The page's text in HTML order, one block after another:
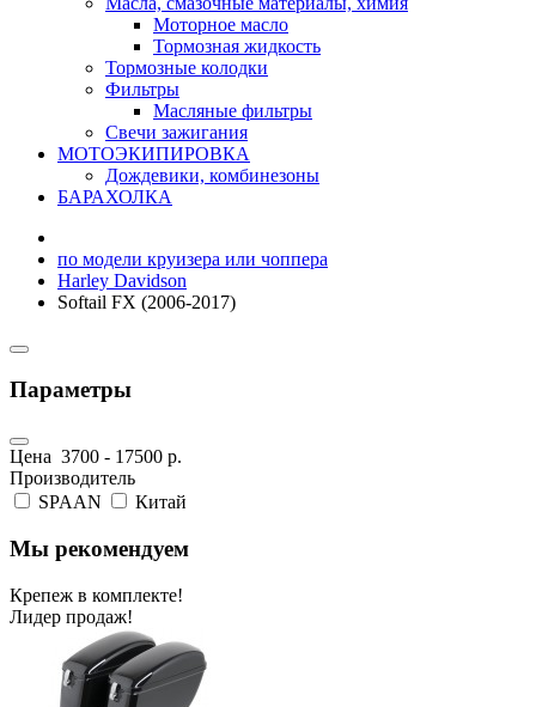
Моторное масло
Тормозная жидкость
Тормозные колодки
Фильтры
Масляные фильтры
Свечи зажигания
МОТОЭКИПИРОВКА
Дождевики, комбинезоны
БАРАХОЛКА
по модели круизера или чоппера
Harley Davidson
Softail FX (2006-2017)
Параметры
Цена 3700 - 17500 р.
Производитель
SPAAN
Китай
Мы рекомендуем
Крепеж в комплекте!
Лидер продаж!